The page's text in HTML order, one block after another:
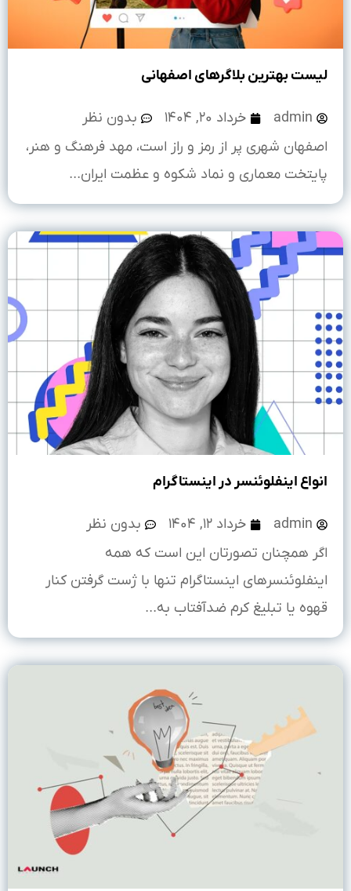
لیست بهترین بلاگرهای اصفهانی
admin خرداد ۲۰, ۱۴۰۴
بدون نظر
اصفهان شهری پر از رمز و راز است، مهد فرهنگ و هنر،
پایتخت معماری و نماد شکوه و عظمت ایران...
انواع اینفلوئنسر در اینستاگرام
admin خرداد ۱۲, ۱۴۰۴
بدون نظر
اگر همچنان تصورتان این است که همه
اینفلوئنسرهای اینستاگرام تنها با ژست گرفتن کنار
قهوه یا تبلیغ کرم ضدآفتاب به...